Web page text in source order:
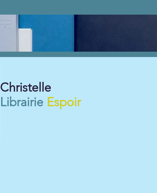
Christelle
Librairie Espoir